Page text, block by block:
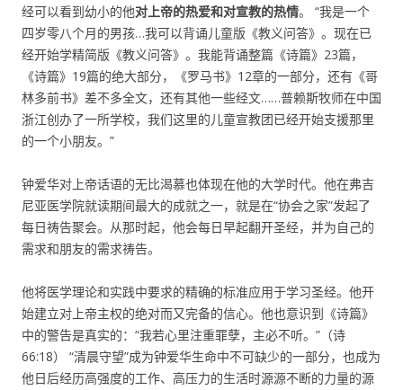
经可以看到幼小的他对上帝的热爱和对宣教的热情。 “我是一个
四岁零八个月的男孩…我可以背诵儿童版《教义问答》。现在已
经开始学精简版《教义问答》。我能背诵整篇《诗篇》23篇，
《诗篇》19篇的绝大部分，《罗马书》12章的一部分，还有《哥
林多前书》差不多全文，还有其他一些经文……普赖斯牧师在中国
浙江创办了一所学校，我们这里的儿童宣教团已经开始支援那里
的一个小朋友。”
钟爱华对上帝话语的无比渴慕也体现在他的大学时代。他在弗吉
尼亚医学院就读期间最大的成就之一，就是在“协会之家”发起了
每日祷告聚会。从那时起，他会每日早起翻开圣经，并为自己的
需求和朋友的需求祷告。
他将医学理论和实践中要求的精确的标准应用于学习圣经。他开
始建立对上帝主权的绝对而又完备的信心。他也意识到《诗篇》
中的警告是真实的：“我若心里注重罪孽，主必不听。”（诗
66:18） “清晨守望”成为钟爱华生命中不可缺少的一部分，也成为
他日后经历高强度的工作、高压力的生活时源源不断的力量的源